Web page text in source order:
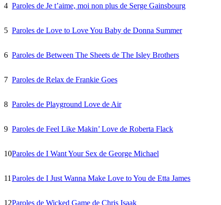
4 Paroles de Je t’aime, moi non plus de Serge Gainsbourg
5 Paroles de Love to Love You Baby de Donna Summer
6 Paroles de Between The Sheets de The Isley Brothers
7 Paroles de Relax de Frankie Goes
8 Paroles de Playground Love de Air
9 Paroles de Feel Like Makin’ Love de Roberta Flack
10Paroles de I Want Your Sex de George Michael
11 Paroles de I Just Wanna Make Love to You de Etta James
12Paroles de Wicked Game de Chris Isaak